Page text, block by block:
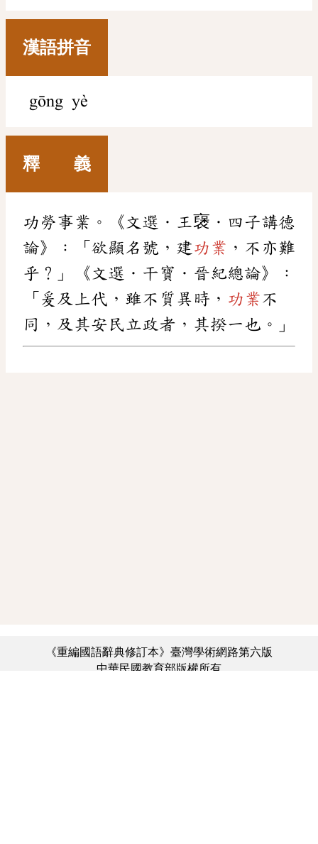
漢語拼音
gōng yè
釋 義
功勞事業。《文選．王襃．四子講德
論》：「欲顯名號，建功業 ，不亦難
乎？」《文選．干寶．晉紀總論》：
「爰及上代，雖不質異時， 功業不
同，及其安民立政者，其揆一也。」
《重編國語辭典修訂本》臺灣學術網路第六版
中華民國教育部版權所有